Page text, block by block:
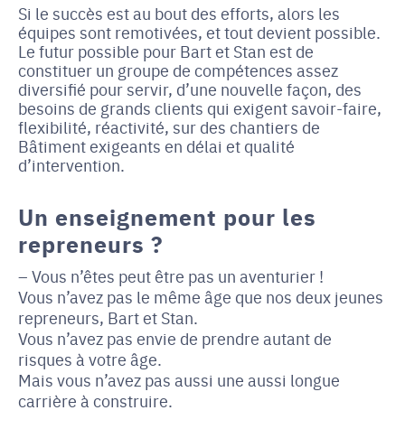
Si le succès est au bout des efforts, alors les
équipes sont remotivées, et tout devient possible.
Le futur possible pour Bart et Stan est de
constituer un groupe de compétences assez
diversifié pour servir, d’une nouvelle façon, des
besoins de grands clients qui exigent savoir-faire,
flexibilité, réactivité, sur des chantiers de
Bâtiment exigeants en délai et qualité
d’intervention.
Un enseignement pour les
repreneurs ?
Vous n’êtes peut être pas un aventurier !
Vous n’avez pas le même âge que nos deux jeunes
repreneurs, Bart et Stan.
Vous n’avez pas envie de prendre autant de
risques à votre âge.
Mais vous n’avez pas aussi une aussi longue
carrière à construire.